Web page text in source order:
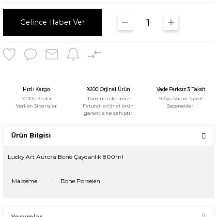
Gelince Haber Ver
Hızlı Kargo
14:00'a Kadar
Verilen Siparişler
%100 Orjinal Ürün
Tüm ürünlerimiz
Faturalı orijinal ürün
garantisine sahiptir.
Vade Farksız 3 Taksit
9 Aya Varan Taksit
Seçenekleri
Ürün Bilgisi
Lucky Art Aurora Bone Çaydanlık 800ml
Malzeme : Bone Porselen